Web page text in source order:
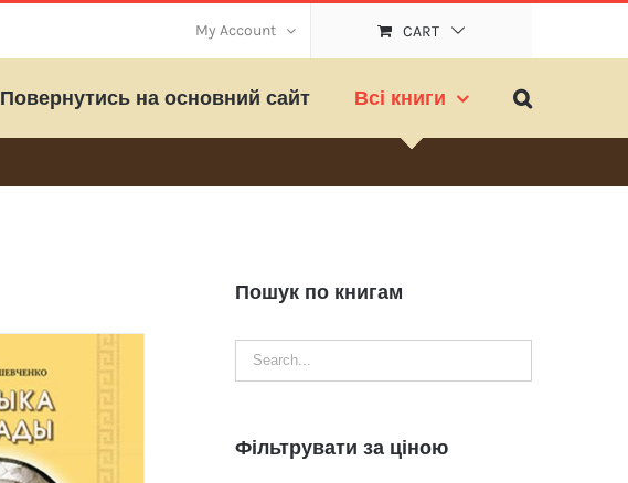
My Account CART
Повернутись на основний сайт Всі книги
Пошук по книгам
Фільтрувати за ціною